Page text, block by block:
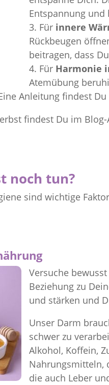
Entspannung und
3. Für innere
Rückbeugen
beitragen, dass
4. Für Harmonie
Atemübung
Anleitung findest
findest Du im Blog-
noch tun?
sind wichtige
Versuche
Beziehung zu
und stärken und
Unser Darm
schwer zu
Alkohol, Koffein,
Nahrungsmitteln,
die auch Leber